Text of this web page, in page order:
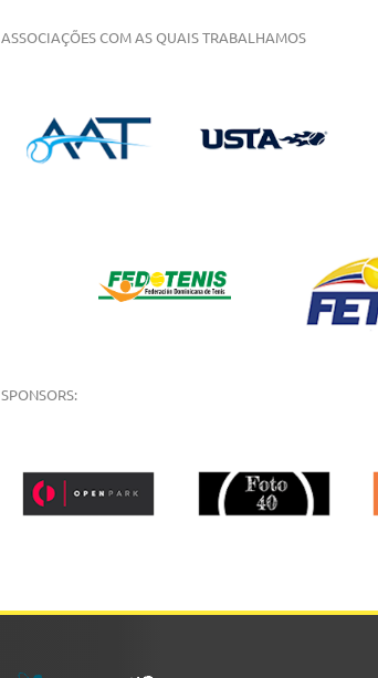
ASSOCIAÇÕES COM AS QUAIS TRABALHAMOS
SPONSORS: